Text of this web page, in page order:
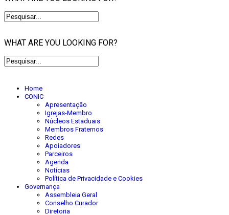
WHAT ARE YOU LOOKING FOR?
Home
CONIC
Apresentação
Igrejas-Membro
Núcleos Estaduais
Membros Fraternos
Redes
Apoiadores
Parceiros
Agenda
Notícias
Política de Privacidade e Cookies
Governança
Assembleia Geral
Conselho Curador
Diretoria